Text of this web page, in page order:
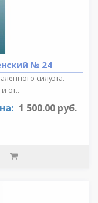
№ 24
силуэта.
от..
1 500.00 руб.